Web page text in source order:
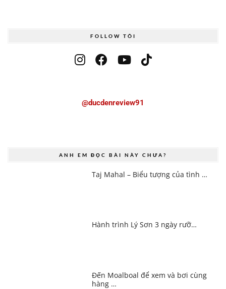
FOLLOW TÔI
@ducdenreview91
ANH EM ĐỌC BÀI NÀY CHƯA?
Taj Mahal – Biểu tượng của tình …
Hành trình Lý Sơn 3 ngày rưỡ…
Đến Moalboal để xem và bơi cùng
hàng …